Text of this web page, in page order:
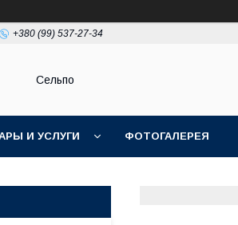
+380 (99) 537-27-34
Сельпо
И УСЛУГИ ФОТОГАЛЕРЕЯ